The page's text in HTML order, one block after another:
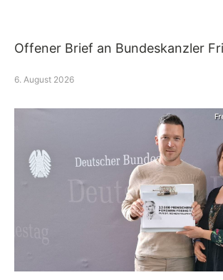
Offener Brief an Bundeskanzler
6. August 2026